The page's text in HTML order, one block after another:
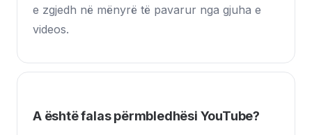
e zgjedh në mënyrë të pavarur nga gjuha e
videos.
A është falas përmbledhësi YouTube?